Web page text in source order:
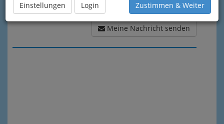
Einstellungen Login Zustimmen & Weiter
Meine Nachricht senden